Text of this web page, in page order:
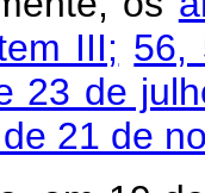
III; 56,
23 de
21 de